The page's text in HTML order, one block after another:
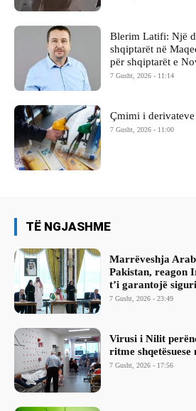
Blerim Latifi: Një
shqiptarët në
për shqiptarët e
7 Gusht, 2026 - 11:14
Çmimi i derivateve
7 Gusht, 2026 - 11:00
TË NGJASHME
Marrëveshja
Pakistan, reagon
t’i garantojë
7 Gusht, 2026 - 23:49
Virusi i Nilit
ritme shqetësuese
7 Gusht, 2026 - 17:56